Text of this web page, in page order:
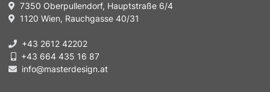
7350 Oberpullendorf, Hauptstraße 6/4
1120 Wien, Rauchgasse 40/31
+43 2612 42202
+43 664 435 16 87
info@masterdesign.at